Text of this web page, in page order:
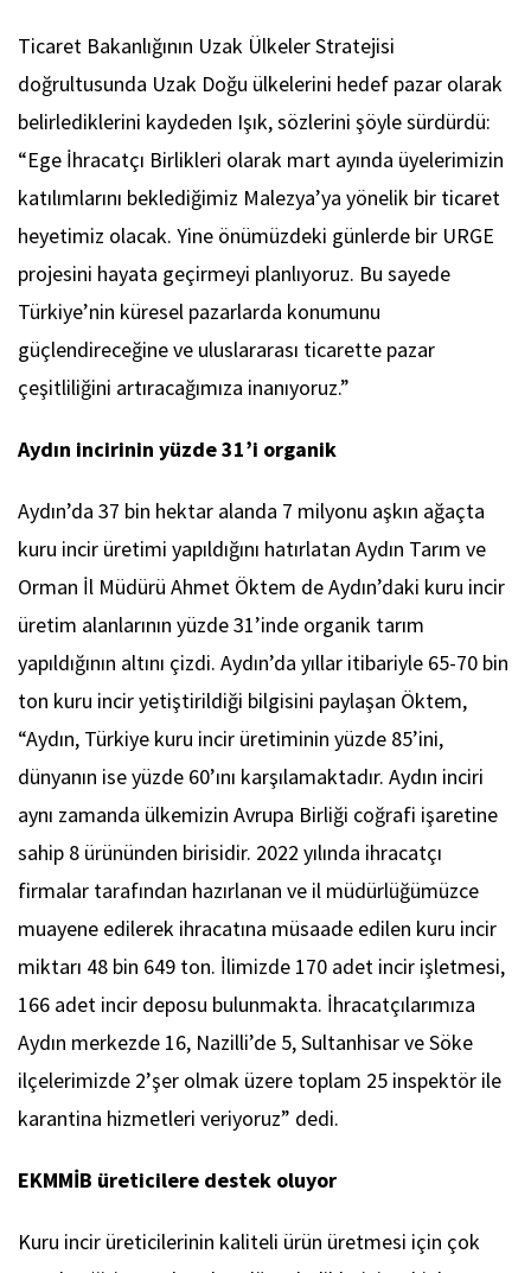
Ticaret Bakanlığının Uzak Ülkeler Stratejisi
doğrultusunda Uzak Doğu ülkelerini hedef pazar olarak
belirlediklerini kaydeden Işık, sözlerini şöyle sürdürdü:
“Ege İhracatçı Birlikleri olarak mart ayında üyelerimizin
katılımlarını beklediğimiz Malezya’ya yönelik bir ticaret
heyetimiz olacak. Yine önümüzdeki günlerde bir URGE
projesini hayata geçirmeyi planlıyoruz. Bu sayede
Türkiye’nin küresel pazarlarda konumunu
güçlendireceğine ve uluslararası ticarette pazar
çeşitliliğini artıracağımıza inanıyoruz.”
Aydın incirinin yüzde 31’i organik
Aydın’da 37 bin hektar alanda 7 milyonu aşkın ağaçta
kuru incir üretimi yapıldığını hatırlatan Aydın Tarım ve
Orman İl Müdürü Ahmet Öktem de Aydın’daki kuru incir
üretim alanlarının yüzde 31’inde organik tarım
yapıldığının altını çizdi. Aydın’da yıllar itibariyle 65-70 bin
ton kuru incir yetiştirildiği bilgisini paylaşan Öktem,
“Aydın, Türkiye kuru incir üretiminin yüzde 85’ini,
dünyanın ise yüzde 60’ını karşılamaktadır. Aydın inciri
aynı zamanda ülkemizin Avrupa Birliği coğrafi işaretine
sahip 8 ürününden birisidir. 2022 yılında ihracatçı
firmalar tarafından hazırlanan ve il müdürlüğümüzce
muayene edilerek ihracatına müsaade edilen kuru incir
miktarı 48 bin 649 ton. İlimizde 170 adet incir işletmesi,
166 adet incir deposu bulunmakta. İhracatçılarımıza
Aydın merkezde 16, Nazilli’de 5, Sultanhisar ve Söke
ilçelerimizde 2’şer olmak üzere toplam 25 inspektör ile
karantina hizmetleri veriyoruz” dedi.
EKMMİB üreticilere destek oluyor
Kuru incir üreticilerinin kaliteli ürün üretmesi için çok